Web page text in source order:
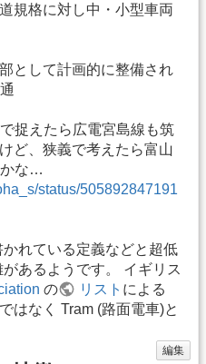
規格に対し中・小型車両
として計画的に整備され
捉えたら広電宮島線も筑
ど、狭義で考えたら富山
かな…
status/505892847191
れている定義などと超低
あるようです。 イギリス
の リスト による
はなく Tram (路面電車)と
編集